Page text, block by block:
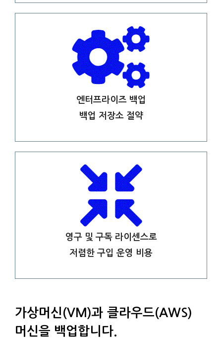
엔터프라이즈 백업
백업 저장소 절약
영구 및 구독 라이센스로
저렴한 구입 운영 비용
가상머신(VM)과 클라우드(AWS)
머신을 백업합니다.